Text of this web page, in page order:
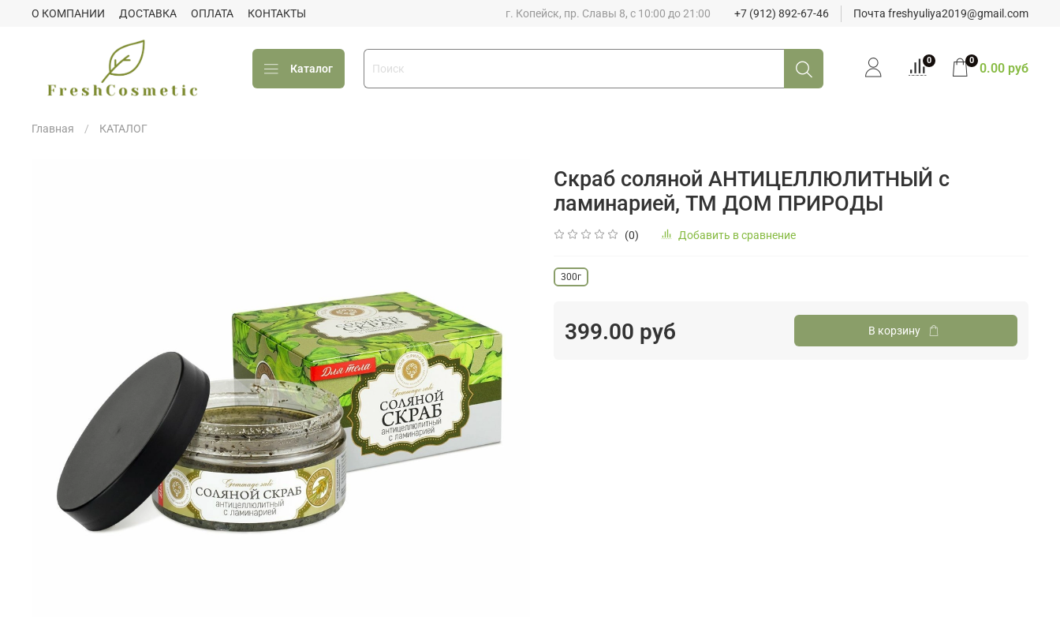
О КОМПАНИИ ДОСТАВКА ОПЛАТА КОНТАКТЫ г. Копейск, пр. Славы 8, с 10:00 до 21:00 +7 (912) 892-67-46 Почта freshyuliya2019@gmail.com
Каталог
0 0 0.00 руб
Главная КАТАЛОГ
Скраб соляной АНТИЦЕЛЛЮЛИТНЫЙ с
ламинарией, ТМ ДОМ ПРИРОДЫ
(0) Добавить в сравнение
300г
399.00 руб В корзину